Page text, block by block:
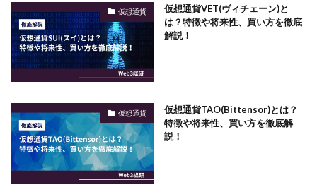
仮想通貨
仮想通貨VET(ヴィチェーン)と
は？特徴や将来性、買い方を徹底
解説！
仮想通貨
仮想通貨TAO(Bittensor)とは？
特徴や将来性、買い方を徹底解
説！